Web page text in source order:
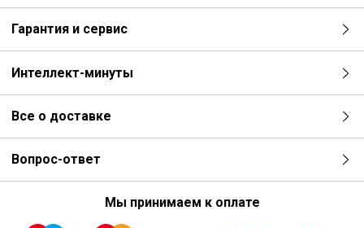
Гарантия и сервис
Интеллект-минуты
Все о доставке
Вопрос-ответ
Мы принимаем к оплате